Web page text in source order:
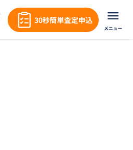
30秒簡単査定申込
メニュー